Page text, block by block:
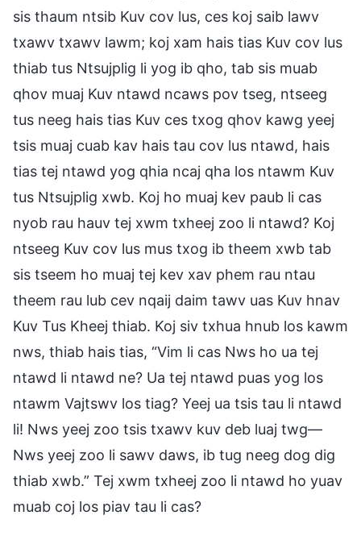
sis thaum ntsib Kuv cov lus, ces koj saib lawv
txawv txawv lawm; koj xam hais tias Kuv cov lus
thiab tus Ntsujplig li yog ib qho, tab sis muab
qhov muaj Kuv ntawd ncaws pov tseg, ntseeg
tus neeg hais tias Kuv ces txog qhov kawg yeej
tsis muaj cuab kav hais tau cov lus ntawd, hais
tias tej ntawd yog qhia ncaj qha los ntawm Kuv
tus Ntsujplig xwb. Koj ho muaj kev paub li cas
nyob rau hauv tej xwm txheej zoo li ntawd? Koj
ntseeg Kuv cov lus mus txog ib theem xwb tab
sis tseem ho muaj tej kev xav phem rau ntau
theem rau lub cev nqaij daim tawv uas Kuv hnav
Kuv Tus Kheej thiab. Koj siv txhua hnub los kawm
nws, thiab hais tias, “Vim li cas Nws ho ua tej
ntawd li ntawd ne? Ua tej ntawd puas yog los
ntawm Vajtswv los tiag? Yeej ua tsis tau li ntawd
li! Nws yeej zoo tsis txawv kuv deb luaj twg—
Nws yeej zoo li sawv daws, ib tug neeg dog dig
thiab xwb.” Tej xwm txheej zoo li ntawd ho yuav
muab coj los piav tau li cas?